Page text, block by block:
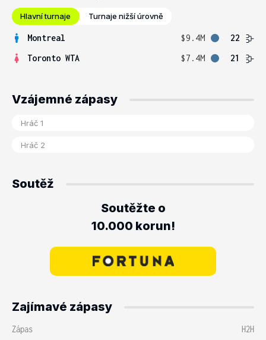
Hlavní turnaje Turnaje nižší úrovně
Montreal $9.4M
22
Toronto WTA
$7.4M 21
Vzájemné zápasy
Soutěž
Soutěžte o
10.000 korun!
Zajímavé zápasy
Zápas
H2H